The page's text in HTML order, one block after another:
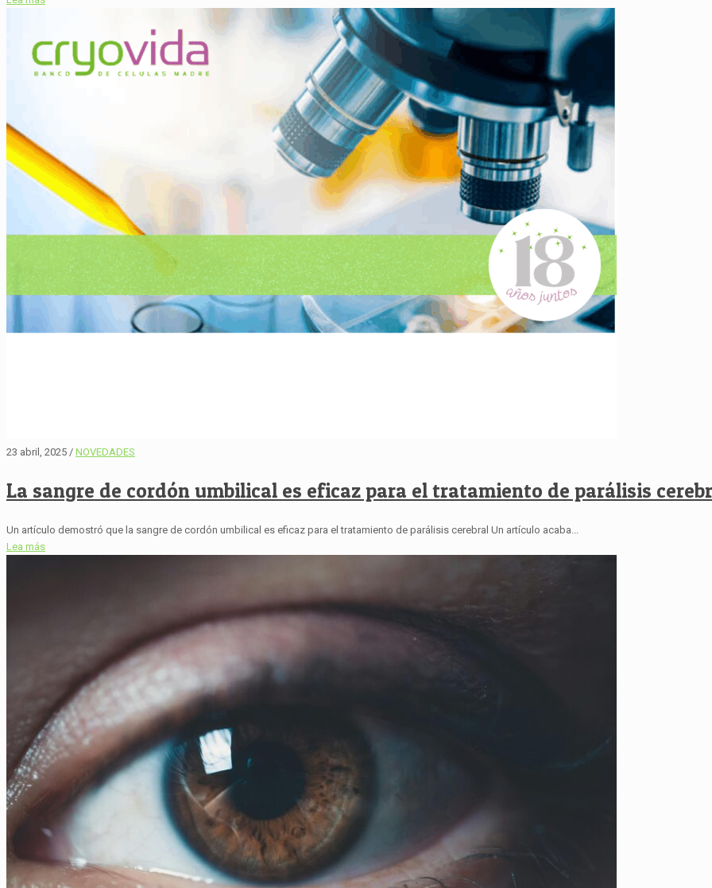
23 abril, 2025 / NOVEDADES
La sangre de cordón umbilical es eficaz para el tratamiento de parálisis
Un artículo demostró que la sangre de cordón umbilical es eficaz para el tratamiento de parálisis cerebral Un artículo acaba...
Lea más